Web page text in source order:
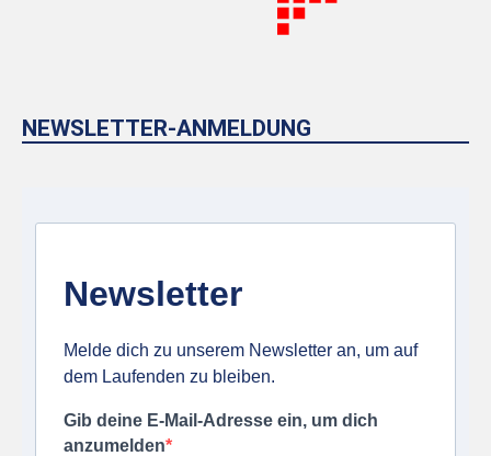
NEWSLETTER-ANMELDUNG
Newsletter
Melde dich zu unserem Newsletter an, um auf
dem Laufenden zu bleiben.
Gib deine E-Mail-Adresse ein, um dich
anzumelden